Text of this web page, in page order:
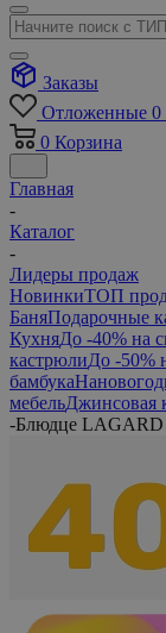
Заказы
Отложенные 0
0 Корзина
Главная
-
Каталог
-
Лидеры продаж
НовинкиТОП
БаняПодарочные
КухняДо -40% на
кастрюлиДо -50%
бамбука
мебельДжинсовая
-Блюдце LAGARD